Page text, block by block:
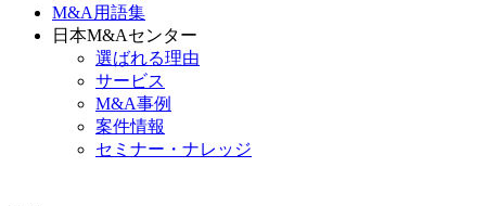
M&A用語集
日本M&Aセンター
選ばれる理由
サービス
M&A事例
案件情報
セミナー・ナレッジ